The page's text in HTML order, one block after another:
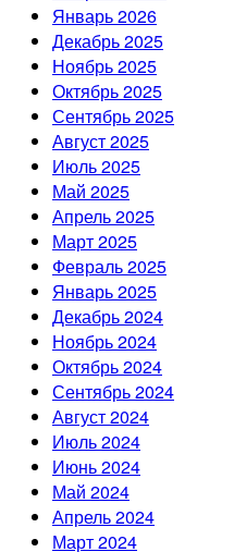
Январь 2026
Декабрь 2025
Ноябрь 2025
Октябрь 2025
Сентябрь 2025
Август 2025
Июль 2025
Май 2025
Апрель 2025
Март 2025
Февраль 2025
Январь 2025
Декабрь 2024
Ноябрь 2024
Октябрь 2024
Сентябрь 2024
Август 2024
Июль 2024
Июнь 2024
Май 2024
Апрель 2024
Март 2024